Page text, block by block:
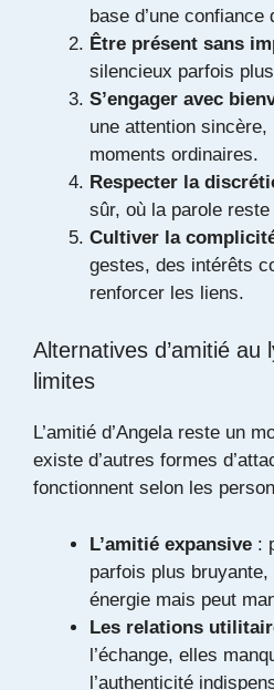
base d’une confiance
Être présent sans
silencieux parfois
S’engager avec
une attention sincère,
moments ordinaires.
Respecter la
sûr, où la parole
Cultiver la
gestes, des intérêts
renforcer les liens.
Alternatives d’amitié au
limites
L’amitié d’Angela reste un
existe d’autres formes
fonctionnent selon les
L’amitié expansive :
parfois plus
énergie mais peut
Les relations
l’échange, elles
l’authenticité